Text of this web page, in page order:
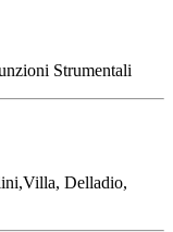
Strumentali
Delladio,